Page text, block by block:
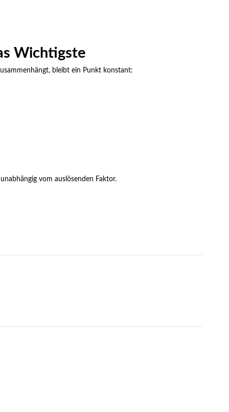
Wichtigste
bleibt ein Punkt konstant:
vom auslösenden Faktor.